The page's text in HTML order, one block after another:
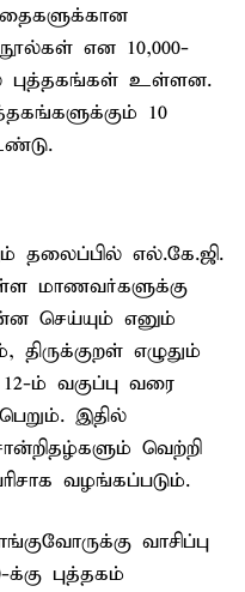
என 10,000-
புத்தகங்கள் உள்ளன.
10
தலைப்பில் எல்.கே.ஜி.
மாணவர்களுக்கு
செய்யும் எனும்
எழுதும்
ம் வகுப்பு வரை
இதில்
வெற்றி
வழங்கப்படும்.
வாசிப்பு
க்கு புத்தகம்